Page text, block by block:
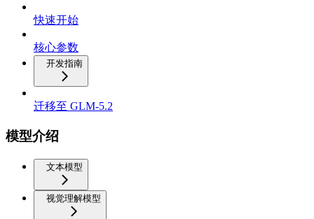
快速开始
核心参数
开发指南
迁移至 GLM-5.2
模型介绍
文本模型
视觉理解模型